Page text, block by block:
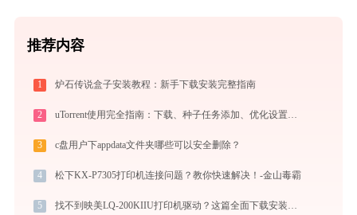
推荐内容
1 炉石传说盒子安装教程：新手下载安装完整指南
2 uTorrent使用完全指南：下载、种子任务添加、优化设置与BT客户端对比
3 c盘用户下appdata文件夹哪些可以安全删除？
4 松下KX-P7305打印机连接问题？教你快速解决！-金山毒霸
5 找不到映美LQ-200KIIU打印机驱动？这篇全面下载安装指南帮到你